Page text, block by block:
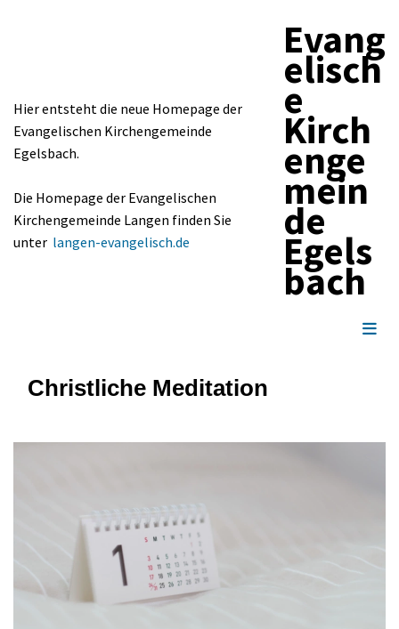
Hier entsteht die neue Homepage der
Evangelischen Kirchengemeinde
Egelsbach.
Die Homepage der Evangelischen
Kirchengemeinde Langen finden Sie
unter langen-evangelisch.de
Evang
elisch
e
Kirch
enge
mein
de
Egels
bach
Christliche Meditation